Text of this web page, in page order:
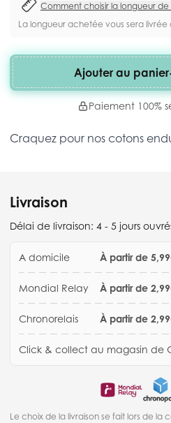
Comment choisir la longueur de
La longueur achetée vous sera livrée
Ajouter au panier
Paiement 100%
Craquez pour nos cotons
Livraison
Délai de livraison: 4 - 5 jours
A domicile À partir de
Mondial Relay À partir de
Chronorelais À partir de
Click & collect au magasin de
Le choix de la livraison se fait lors de la